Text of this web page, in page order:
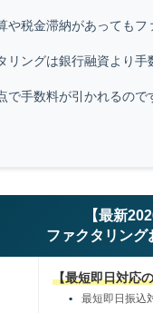
や税金滞納があってもフ
リングは銀行融資より手
で手数料が引かれるので
【最新
ファクタリング
【最短即日対応
最短即日振込